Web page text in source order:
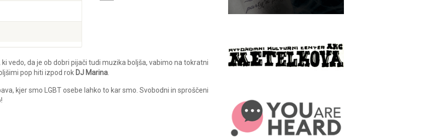
vedo, da je ob dobri pijači tudi muzika boljša, vabimo na tokratni
pop hiti izpod rok DJ Marina
kjer smo LGBT osebe lahko to kar smo. Svobodni in sproščeni